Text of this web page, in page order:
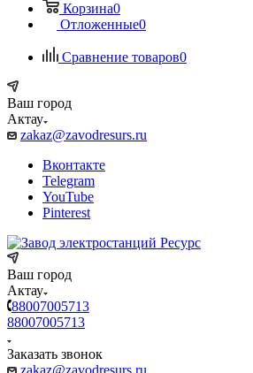
Корзина0
Отложенные0
Сравнение товаров0
Ваш город
Актау
zakaz@zavodresurs.ru
Вконтакте
Telegram
YouTube
Pinterest
Ваш город
Актау
88007005713
88007005713
Заказать звонок
zakaz@zavodresurs.ru